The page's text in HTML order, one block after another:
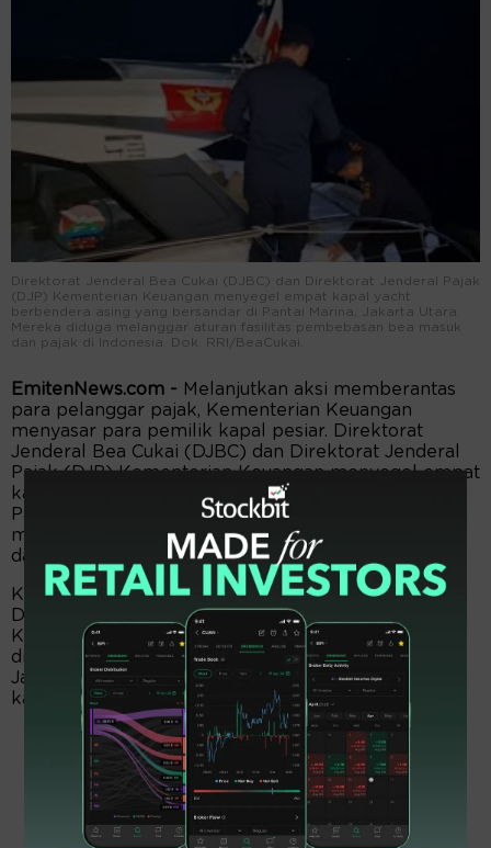
Direktorat Jenderal Bea Cukai (DJBC) dan Direktorat Jenderal Pajak
(DJP) Kementerian Keuangan menyegel empat kapal yacht
berbendera asing yang bersandar di Pantai Marina, Jakarta Utara.
Mereka diduga melanggar aturan fasilitas pembebasan bea masuk
dan pajak di Indonesia. Dok. RRI/BeaCukai.
EmitenNews.com - Melanjutkan aksi memberantas
para pelanggar pajak, Kementerian Keuangan
menyasar para pemilik kapal pesiar. Direktorat
Jenderal Bea Cukai (DJBC) dan Direktorat Jenderal
Pajak (DJP) Kementerian Keuangan menyegel empat
kapal yacht berbendera asing yang bersandar di
Pantai Marina, Jakarta Utara. Mereka diduga
melanggar aturan fasilitas pembebasan bea masuk
dan pajak di Indonesia.
Kepala Seksi Penindakan II Kantor Wilayah
Direktorat Jenderal Bea Cukai DKI Jakarta, Siswo
Kristyanto mengatakan penyegelan tersebut
dilakukan saat pihaknya bersama Kanwil Pajak
Jakarta Utara melakukan pengawasan importasi
kapal wisata asing di Jakarta Utara.